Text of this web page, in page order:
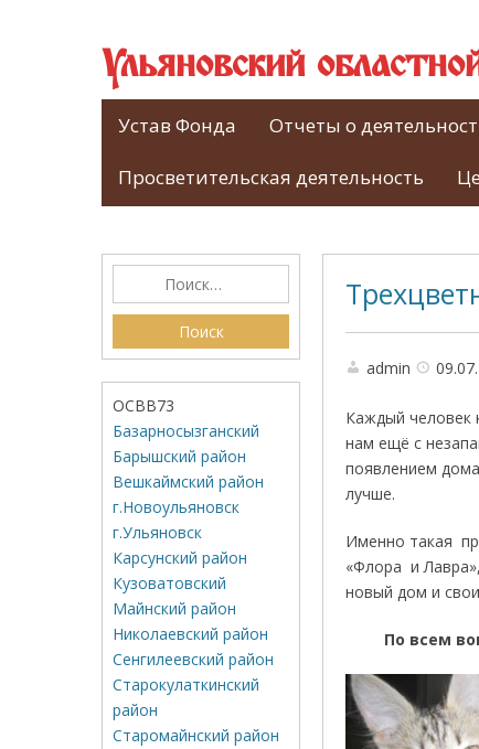
Ульяновский
Устав Фонда Отчеты о
Просветительская деятельность
admin
Каждый человек
нам ещё с
появлением
лучше.
Именно такая
«Флора и
новый дом и
По всем
ОСВВ73
Базарносызганский
Барышский район
Вешкаймский район
г.Новоульяновск
г.Ульяновск
Карсунский район
Кузоватовский
Майнский район
Николаевский район
Сенгилеевский район
Старокулаткинский
район
Старомайнский район